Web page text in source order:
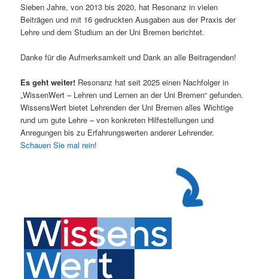
Sieben Jahre, von 2013 bis 2020, hat Resonanz in vielen
Beiträgen und mit 16 gedruckten Ausgaben aus der Praxis der
Lehre und dem Studium an der Uni Bremen berichtet.
Danke für die Aufmerksamkeit und Dank an alle Beitragenden!
Es geht weiter! Resonanz hat seit 2025 einen Nachfolger in
„WissenWert – Lehren und Lernen an der Uni Bremen“ gefunden.
WissensWert bietet Lehrenden der Uni Bremen alles Wichtige
rund um gute Lehre – von konkreten Hilfestellungen und
Anregungen bis zu Erfahrungswerten anderer Lehrender.
Schauen Sie mal rein!